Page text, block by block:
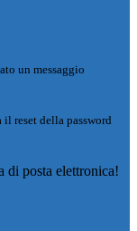
un messaggio
reset della password
di posta elettronica!